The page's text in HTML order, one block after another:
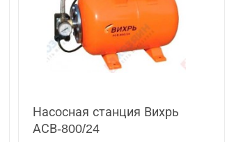
Насосная станция Вихрь
АСВ-800/24